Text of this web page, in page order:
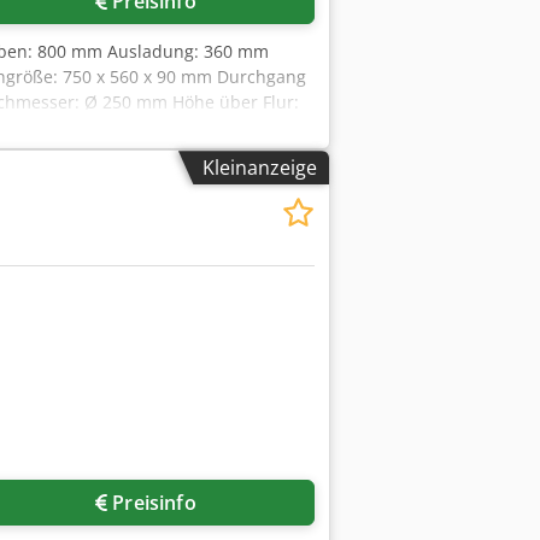
800 mm Ausladung: 360 mm
750 x 560 x 90 mm Durchgang
Ø 250 mm Höhe über Flur:
1,2 x 3,2 m
Kleinanzeige
Preisinfo